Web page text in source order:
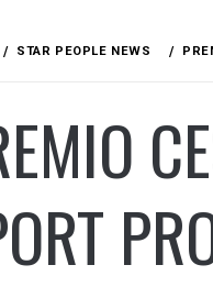
STAR PEOPLE NEWS